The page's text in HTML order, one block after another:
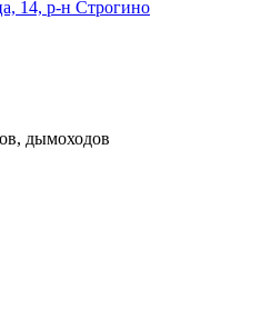
14, р-н Строгино
дымоходов